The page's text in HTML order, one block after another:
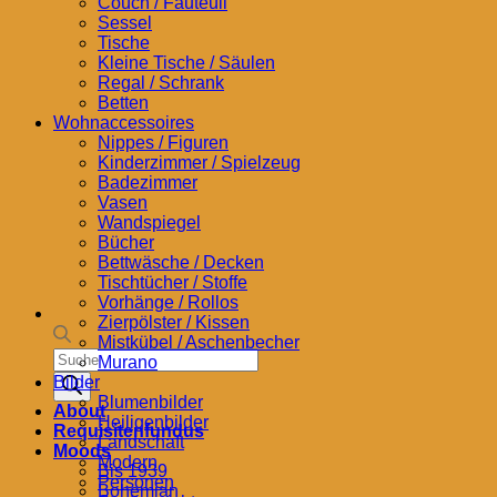
Products
search
About
Requisitenfundus
Moods
Bis 1939
Bohemian
Sessel
Tische
Kleine Tische / Säulen
Regal / Schrank
Betten
Wohnaccessoires
Nippes / Figuren
Kinderzimmer / Spielzeug
Badezimmer
Vasen
Wandspiegel
Bücher
Bettwäsche / Decken
Tischtücher / Stoffe
Vorhänge / Rollos
Zierpölster / Kissen
Mistkübel / Aschenbecher
Murano
Bilder
Blumenbilder
Heiligenbilder
Landschaft
Modern
Personen